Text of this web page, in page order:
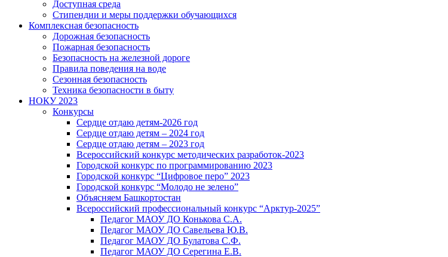
Доступная среда
Стипендии и меры поддержки обучающихся
Комплексная безопасность
Дорожная безопасность
Пожарная безопасность
Безопасность на железной дороге
Правила поведения на воде
Сезонная безопасность
Техника безопасности в быту
НОКУ 2023
Конкурсы
Сердце отдаю детям-2026 год
Сердце отдаю детям – 2024 год
Сердце отдаю детям – 2023 год
Всероссийский конкурс методических разработок-2023
Городской конкурс по программированию 2023
Городской конкурс “Цифровое перо” 2023
Городской конкурс “Молодо не зелено”
Объясняем Башкортостан
Всероссийский профессиональный конкурс “Арктур-2025”
Педагог МАОУ ДО Конькова С.А.
Педагог МАОУ ДО Савельева Ю.В.
Педагог МАОУ ДО Булатова С.Ф.
Педагог МАОУ ДО Серегина Е.В.